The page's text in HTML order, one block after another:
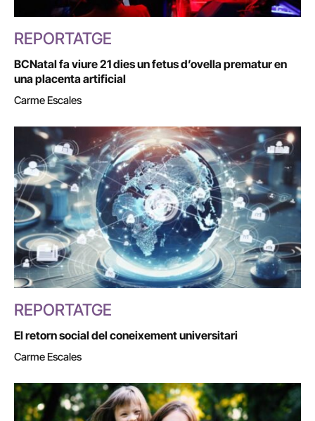
REPORTATGE
BCNatal fa viure 21 dies un fetus d’ovella prematur en
una placenta artificial
Carme Escales
REPORTATGE
El retorn social del coneixement universitari
Carme Escales